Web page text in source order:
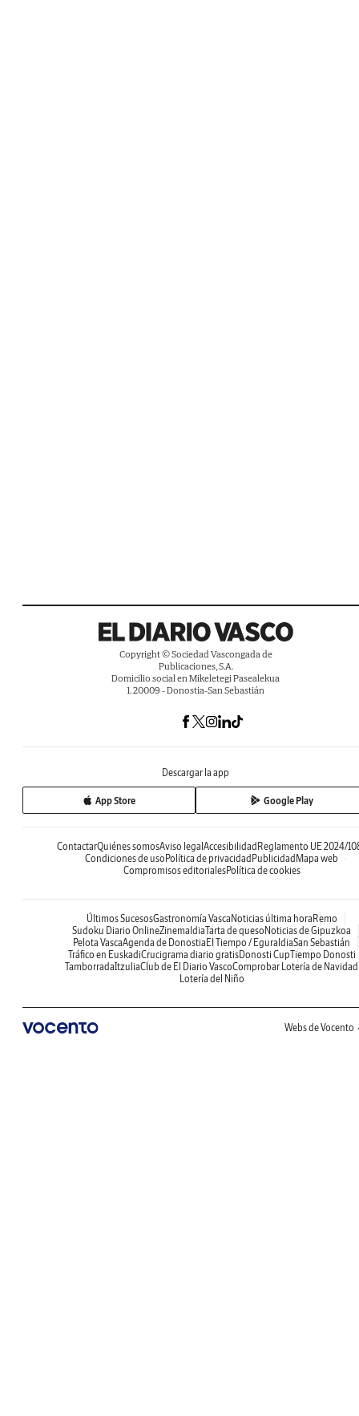
Copyright © Sociedad Vascongada de
Publicaciones, S.A.
Domicilio social en Mikeletegi Pasealekua
1. 20009 - Donostia-San Sebastián
Descargar la app
App Store Google Play
ContactarQuiénes somosAviso legal Accesibilidad Reglamento UE 2024/
Condiciones de uso Política de privacidad Publicidad Mapa web
Compromisos editorialesPolítica de cookies
Últimos SucesosGastronomía Vasca Noticias última hora Remo
Sudoku Diario OnlineZinemaldiaTarta de queso Noticias de Gipuzkoa
Pelota VascaAgenda de Donostia El Tiempo / EguraldiaSan Sebastián
Tráfico en EuskadiCrucigrama diario gratisDonosti CupTiempo Donosti
TamborradaItzuliaClub de El Diario VascoComprobar Lotería de Navidad
Lotería del Niño
Webs de Vocento